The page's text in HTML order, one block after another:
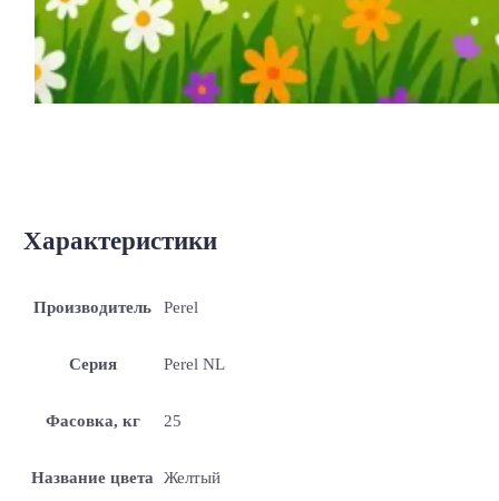
Характеристики
Производитель Perel
Серия Perel NL
Фасовка, кг 25
Название цвета Желтый